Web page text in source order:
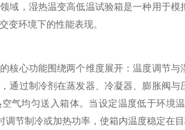
，湿热温变高低温试验箱是一种用于模
变环境下的性能表现。
的核心功能围绕两个维度展开：温度调节
通过制冷剂在蒸发器、冷凝器、膨胀阀
气均匀送入箱体。当设定温度低于环境
节制冷或加热功率，使箱内温度稳定在目